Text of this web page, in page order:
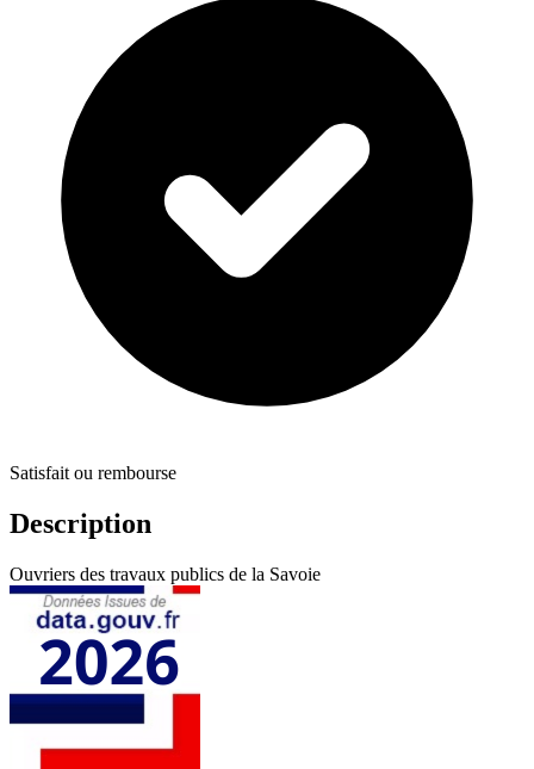
Satisfait ou rembourse
Description
Ouvriers des travaux publics de la Savoie